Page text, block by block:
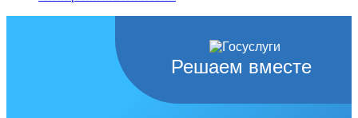
Решаем вместе